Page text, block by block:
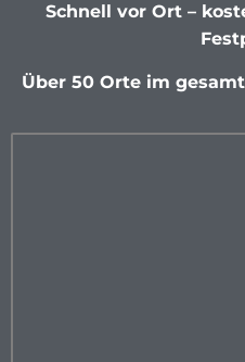
Schnell vor Ort –
Über 50 Orte im